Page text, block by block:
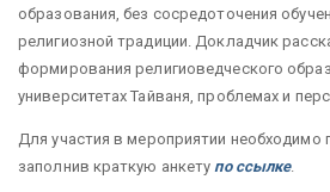
образования, без сосредоточения
религиозной традиции. Докладчик
формирования религиоведческого
университетах Тайваня, проблемах и
Для участия в мероприятии необходимо
заполнив краткую анкету по ссылке.